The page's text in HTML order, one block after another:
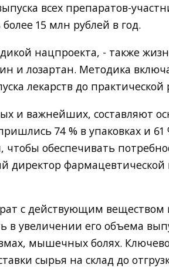
всех препаратов-
15 млн рублей в год.
нацпроекта, - также
и лозартан. Методика
лекарств до практической
и важнейших, составляют
74 % в упаковках и
обеспечивать
директор
с действующим веществом
в увеличении его объема
мышечных болях.
сырья на склад до